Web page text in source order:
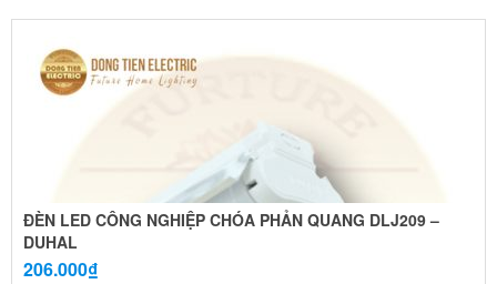
ĐÈN LED CÔNG NGHIỆP CHÓA PHẢN QUANG DLJ209 –
DUHAL
206.000₫